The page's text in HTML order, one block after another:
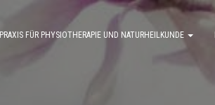
PRAXIS FÜR PHYSIOTHERAPIE UND NATURHEILKUNDE